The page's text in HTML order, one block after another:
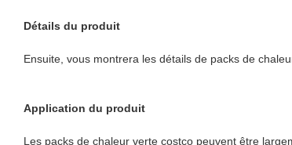
Détails du produit
Ensuite, vous montrera les détails de packs de
Application du produit
Les packs de chaleur verte costco peuvent être